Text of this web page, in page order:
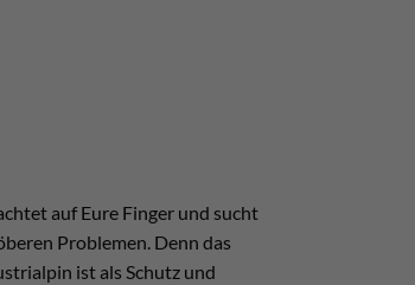
auf Eure Finger und sucht
Problemen. Denn das
ist als Schutz und